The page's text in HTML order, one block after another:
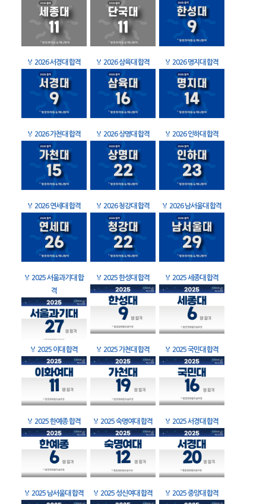
🏅 2026 서경대 합격 🏅 2026 삼육대 합격 🏅 2026 명지대 합격
🏅 2026 가천대 합격 🏅 2026 상명대 합격 🏅 2026 인하대 합격
🏅 2026 연세대 합격 🏅 2026 청강대 합격 🏅 2026 남서울대 합격
🏅 2025 서울과기대 합
격
🏅 2025 한성대 합격 🏅 2025 세종대 합격
🏅 2025 이대 합격 🏅 2025 가천대 합격 🏅 2025 국민대 합격
🏅 2025 한예종 합격 🏅 2025 숙명여대 합격 🏅 2025 서경대 합격
🏅 2025 남서울대 합격 🏅 2025 성신여대 합격 🏅 2025 중앙대 합격